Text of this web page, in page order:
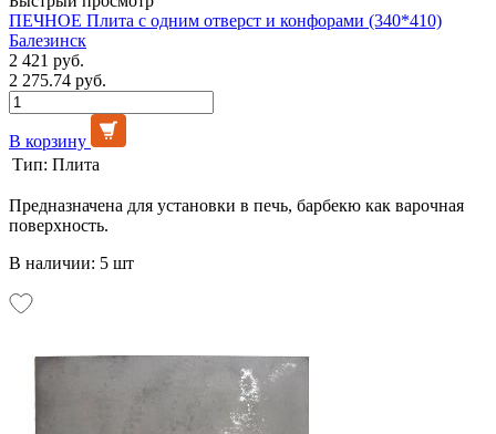
ПЕЧНОЕ Плита с одним отверст и конфорами (340*410)
Балезинск
2 421 руб.
2 275.74 руб.
В корзину
Тип: Плита
Предназначена для установки в печь, барбекю как варочная
поверхность.
В наличии: 5 шт